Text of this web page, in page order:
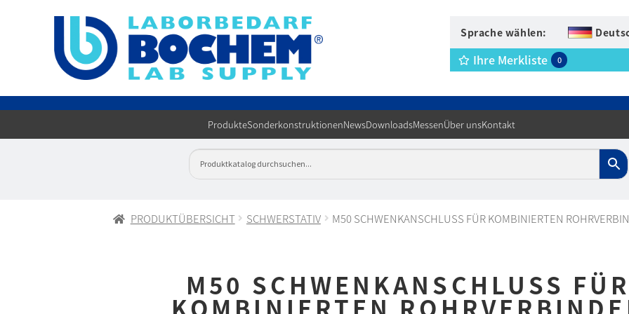
Sprache wählen:
Ihre Merkliste 0
ProdukteSonderkonstruktionenNewsDownloadsMessenÜber unsKontakt
PRODUKTÜBERSICHT SCHWERSTATIV M50 SCHWENKANSCHLUSS FÜR KOMBINIERTEN
M50 SCHWENKANSCHLUSS FÜR